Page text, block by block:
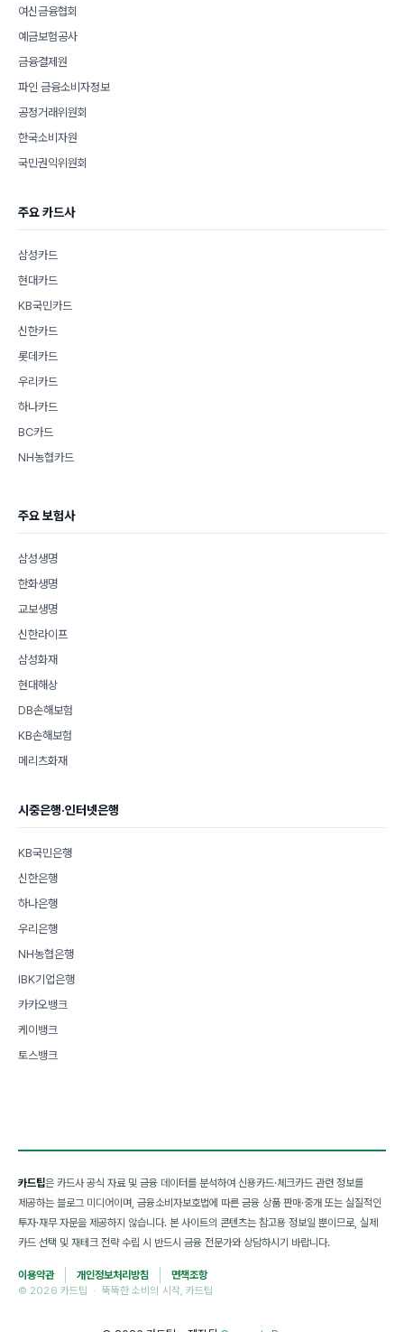
여신금융협회
예금보험공사
금융결제원
파인 금융소비자정보
공정거래위원회
한국소비자원
국민권익위원회
주요 카드사
삼성카드
현대카드
KB국민카드
신한카드
롯데카드
우리카드
하나카드
BC카드
NH농협카드
주요 보험사
삼성생명
한화생명
교보생명
신한라이프
삼성화재
현대해상
DB손해보험
KB손해보험
메리츠화재
시중은행·인터넷은행
KB국민은행
신한은행
하나은행
우리은행
NH농협은행
IBK기업은행
카카오뱅크
케이뱅크
토스뱅크
카드팁은 카드사 공식 자료 및 금융 데이터를 분석하여 신용카드·체크카드 관련 정보를
제공하는 블로그 미디어이며, 금융소비자보호법에 따른 금융 상품 판매·중개 또는 실질적인
투자·재무 자문을 제공하지 않습니다. 본 사이트의 콘텐츠는 참고용 정보일 뿐이므로, 실제
카드 선택 및 재테크 전략 수립 시 반드시 금융 전문가와 상담하시기 바랍니다.
이용약관 개인정보처리방침
면책조항
© 2026 카드팁 · 뚝뚝한 소비의 시작, 카드팁